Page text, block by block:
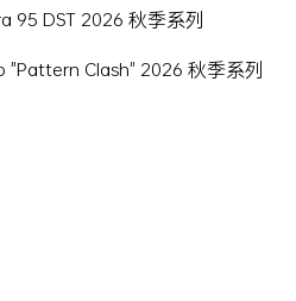
95 DST 2026 秋季系列
"Pattern Clash" 2026 秋季系列